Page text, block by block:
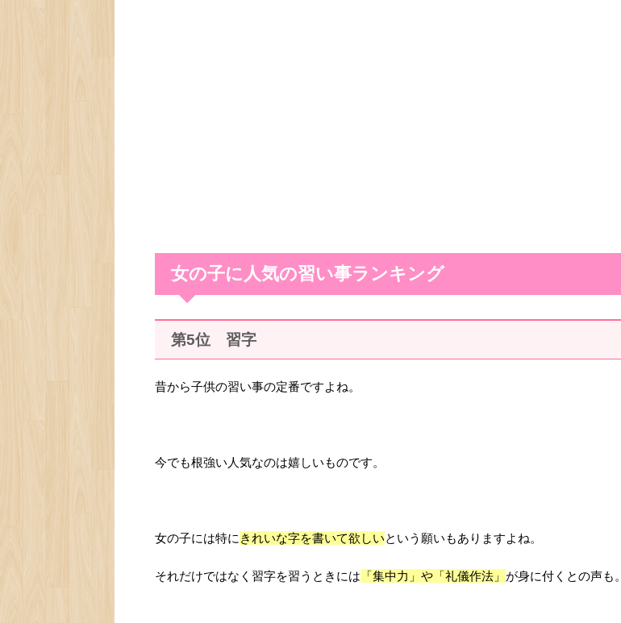
女の子に人気の習い事ランキング
第5位 習字
昔から子供の習い事の定番ですよね。
今でも根強い人気なのは嬉しいものです。
女の子には特に きれいな字を書いて欲しいという願いもありますよね。
それだけではなく習字を習うときには 「集中力」や「礼儀作法」 が身に付くとの声も。